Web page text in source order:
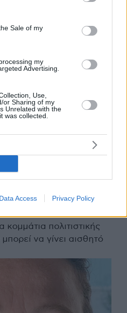
and its third-party tags to
purposes in below Google
Sale of my
my
Advertising.
Use,
or Sharing of my
Unrelated with the
was collected.
Data Access Privacy Policy
των Γλυπτών
μια υπόθεση υψίστης,
στα Γλυπτά
από την Ελλάδα με
τρόπο και αποκόπηκαν
Για διάφορους
είναι συνδεδεμένοι με
Είναι ένας συμβολικός
την αισθητική του αξία,
του
του πρίσματος της
πολιτιστικής
να γίνει αισθητό